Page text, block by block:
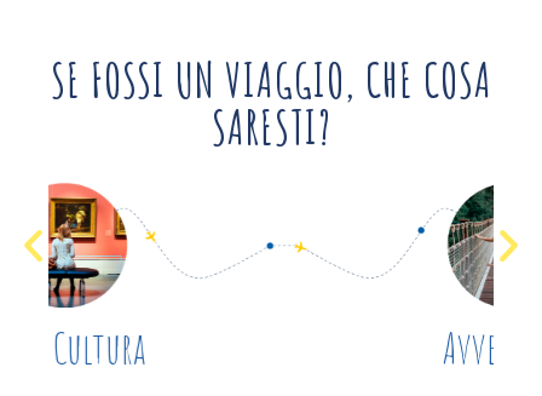
SE FOSSI UN VIAGGIO, CHE COSA
SARESTI?
Arte e Cultura